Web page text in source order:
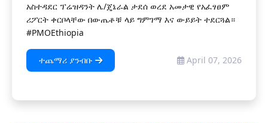
አስተዳደር ፕሬዝዳንት ሌ/ጄኔራል ታደሰ ወረደ አመታዊ የአፈፃፀም
ሪፖርት ቀርቦላቸው በውጤቶቹ ላይ ግምገማ እና ውይይት ተደርጓል።
#PMOEthiopia
ተጨማሪ ያንብቡ April 07, 2026